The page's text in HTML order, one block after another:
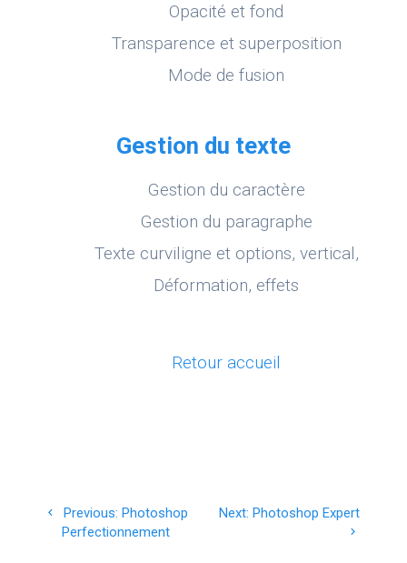
Opacité et fond
Transparence et superposition
Mode de fusion
Gestion du texte
Gestion du caractère
Gestion du paragraphe
Texte curviligne et options, vertical,
Déformation, effets
Retour accueil
Previous: Previous
post:
Photoshop
Perfectionnement
Next: Next
Photoshop Expert